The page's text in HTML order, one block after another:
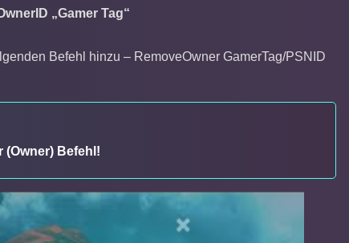
„Gamer Tag“
Befehl hinzu – RemoveOwner GamerTag/PSNID
(Owner) Befehl!